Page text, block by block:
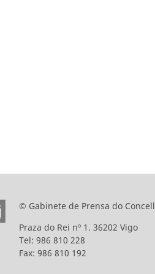
© Gabinete de Prensa do
Praza do Rei nº 1. 36202 Vigo
Tel: 986 810 228
Fax: 986 810 192